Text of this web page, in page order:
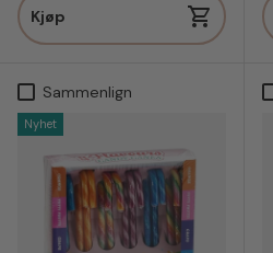
Kjøp
Sammenlign
Nyhet